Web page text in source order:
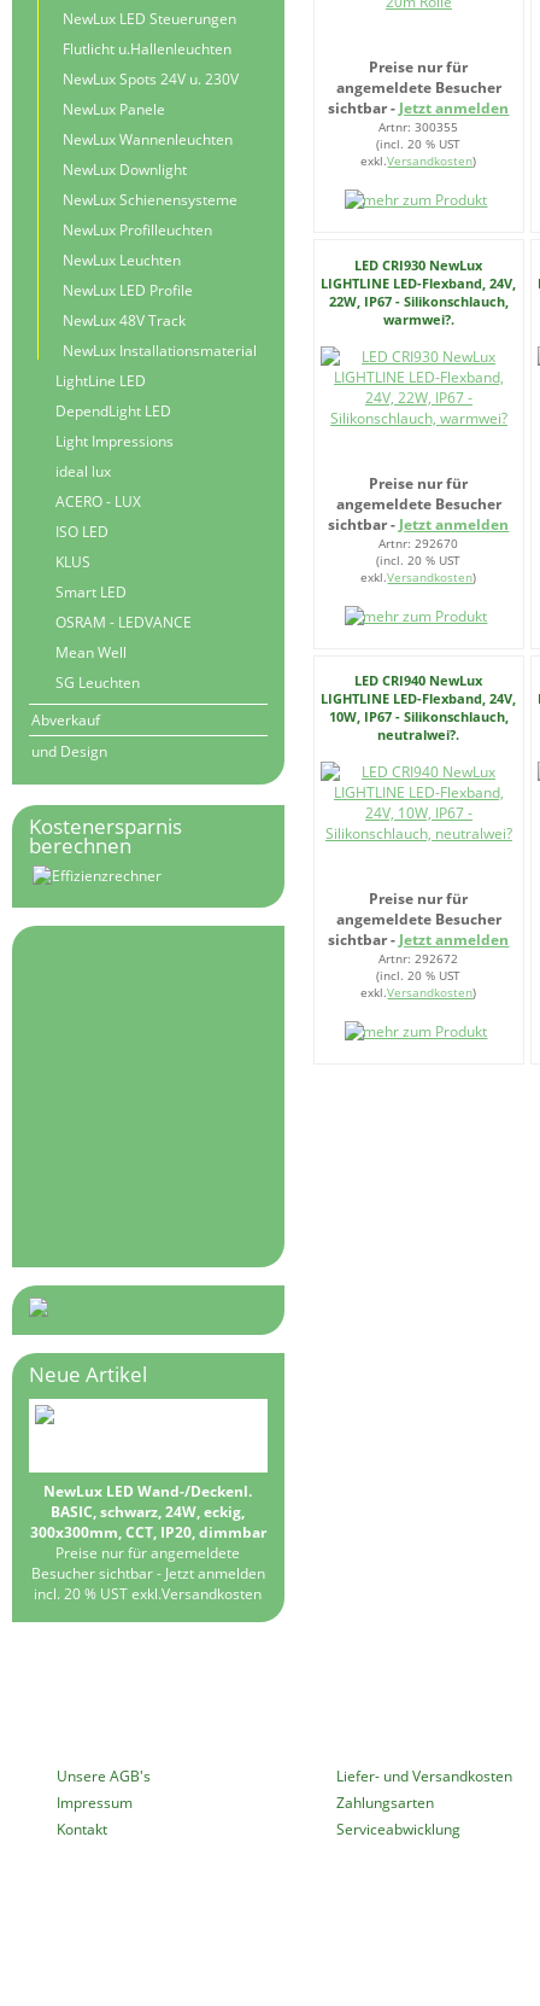
Preise nur für
angemeldete Besucher
sichtbar - Jetzt anmelden
Artnr: 300355
(incl. 20 % UST
exkl.Versandkosten)
LED CRI930 NewLux
LIGHTLINE LED-Flexband, 24V,
22W, IP67 - Silikonschlauch,
warmwei?.
Preise nur für
angemeldete Besucher
sichtbar - Jetzt anmelden
Artnr: 292670
(incl. 20 % UST
exkl.Versandkosten)
LED CRI940 NewLux
LIGHTLINE LED-Flexband, 24V,
10W, IP67 - Silikonschlauch,
neutralwei?.
Preise nur für
angemeldete Besucher
sichtbar - Jetzt anmelden
Artnr: 292672
(incl. 20 % UST
exkl.Versandkosten)
NewLux LED Steuerungen
Flutlicht u.Hallenleuchten
NewLux Spots 24V u. 230V
NewLux Panele
NewLux Wannenleuchten
NewLux Downlight
NewLux Schienensysteme
NewLux Profilleuchten
NewLux Leuchten
NewLux LED Profile
NewLux 48V Track
NewLux Installationsmaterial
LightLine LED
DependLight LED
Light Impressions
ideal lux
ACERO - LUX
ISO LED
KLUS
Smart LED
OSRAM - LEDVANCE
Mean Well
SG Leuchten
Abverkauf
und Design
Kostenersparnis
berechnen
Neue Artikel
NewLux LED Wand-/Deckenl.
BASIC, schwarz, 24W, eckig,
300x300mm, CCT, IP20, dimmbar
Preise nur für angemeldete
Besucher sichtbar - Jetzt anmelden
incl. 20 % UST exkl.Versandkosten
Unsere AGB's
Impressum
Kontakt
Liefer- und Versandkosten
Zahlungsarten
Serviceabwicklung